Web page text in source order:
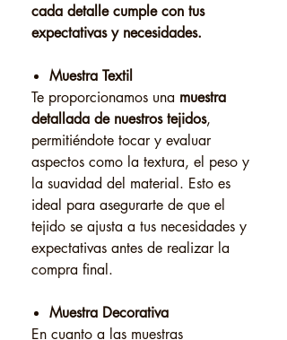
cada detalle cumple con tus
expectativas y necesidades.
Muestra Textil
Te proporcionamos una muestra
detallada de nuestros tejidos,
permitiéndote tocar y evaluar
aspectos como la textura, el peso y
la suavidad del material. Esto es
ideal para asegurarte de que el
tejido se ajusta a tus necesidades y
expectativas antes de realizar la
compra final.
Muestra Decorativa
En cuanto a las muestras